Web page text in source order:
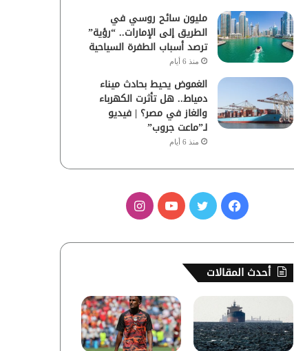
مليون سائح روسي في
الطريق إلى الإمارات.. “رؤية”
ترصد أسباب الطفرة السياحية
منذ 6 أيام
الغموض يحيط بحادث ميناء
دمياط.. هل تأثرت الكهرباء
والغاز في مصر؟ | فيديو
لـ”ماعت جروب”
منذ 6 أيام
ف
س
و
ك
ي
و
ب
ا
ق
ر
أحدث المقالات